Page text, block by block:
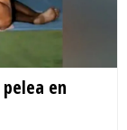
en